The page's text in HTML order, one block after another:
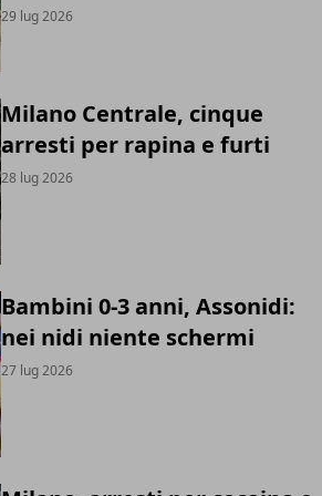
29 lug 2026
Milano Centrale, cinque
arresti per rapina e furti
28 lug 2026
Bambini 0-3 anni, Assonidi:
nei nidi niente schermi
27 lug 2026